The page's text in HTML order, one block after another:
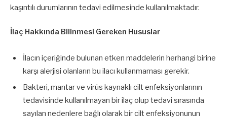
kaşıntılı durumlarının tedavi edilmesinde kullanılmaktadır.
İlaç Hakkında Bilinmesi Gereken Hususlar
İlacın içeriğinde bulunan etken maddelerin herhangi birine
karşı alerjisi olanların bu ilacı kullanmaması gerekir.
Bakteri, mantar ve virüs kaynaklı cilt enfeksiyonlarının
tedavisinde kullanılmayan bir ilaç olup tedavi sırasında
sayılan nedenlere bağlı olarak bir cilt enfeksiyonunun